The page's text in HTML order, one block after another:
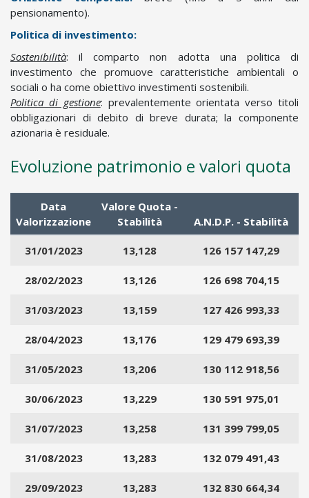
pensionamento).
Politica di investimento:
Sostenibilità: il comparto non adotta una politica di
investimento che promuove caratteristiche ambientali o
sociali o ha come obiettivo investimenti sostenibili.
Politica di gestione: prevalentemente orientata verso titoli
obbligazionari di debito di breve durata; la componente
azionaria è residuale.
Evoluzione patrimonio e valori quota
Data
Valorizzazione
Valore Quota -
Stabilità
A.N.D.P. - Stabilità
31/01/2023 13,128 126 157 147,29
28/02/2023 13,126 126 698 704,15
31/03/2023 13,159 127 426 993,33
28/04/2023 13,176 129 479 693,39
31/05/2023 13,206 130 112 918,56
30/06/2023 13,229 130 591 975,01
31/07/2023 13,258 131 399 799,05
31/08/2023 13,283 132 079 491,43
29/09/2023 13,283 132 830 664,34
n
e
c
s
s
a
r
i
o
n
r
i
a
i
i
d
n
i
i